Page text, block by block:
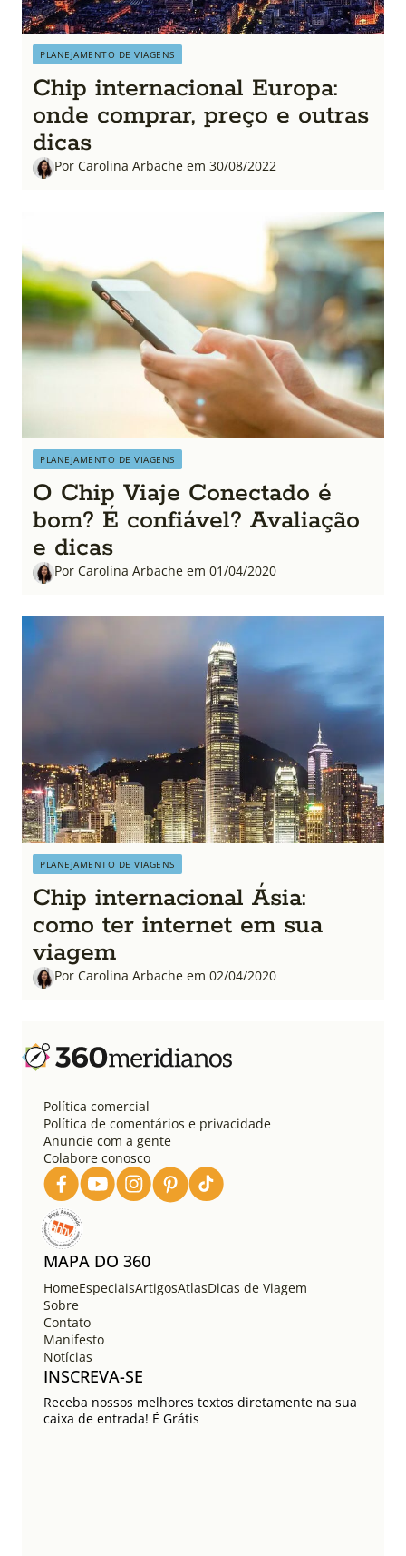
PLANEJAMENTO DE VIAGENS
Chip internacional Europa:
onde comprar, preço e outras
dicas
Por Carolina Arbache em 30/08/2022
PLANEJAMENTO DE VIAGENS
O Chip Viaje Conectado é
bom? É confiável? Avaliação
e dicas
Por Carolina Arbache em 01/04/2020
PLANEJAMENTO DE VIAGENS
Chip internacional Ásia:
como ter internet em sua
viagem
Por Carolina Arbache em 02/04/2020
Política comercial
Política de comentários e privacidade
Anuncie com a gente
Colabore conosco
MAPA DO 360
HomeEspeciaisArtigosAtlasDicas de Viagem
Sobre
Contato
Manifesto
Notícias
INSCREVA-SE
Receba nossos melhores textos diretamente na sua
caixa de entrada! É Grátis